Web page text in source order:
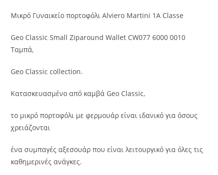
Μικρό Γυναικείο πορτοφόλι Alviero Martini 1A Classe
Geo Classic Small Ziparound Wallet CW077 6000 0010
Ταμπά,
Geo Classic collection.
Κατασκευασμένο από καμβά Geo Classic,
το μικρό πορτοφόλι με φερμουάρ είναι ιδανικό για όσους
χρειάζονται
ένα συμπαγές αξεσουάρ που είναι λειτουργικό για όλες τις
καθημερινές ανάγκες.